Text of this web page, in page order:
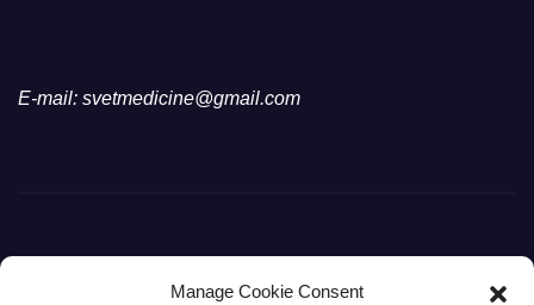
Manage Cookie Consent
E-mail: svetmedicine@gmail.com